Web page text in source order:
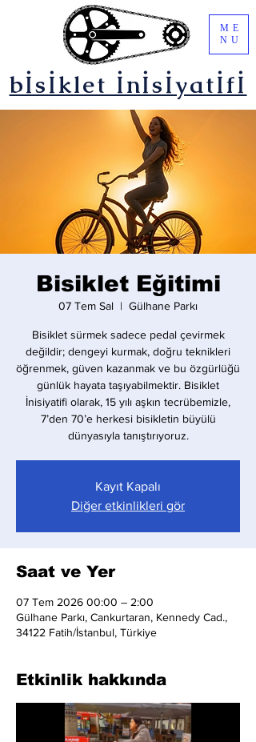
bİsİklet İnİsİyatİfİ
ME
NU
Bisiklet Eğitimi
07 Tem Sal
  |
Gülhane Parkı
Bisiklet sürmek sadece pedal çevirmek
değildir; dengeyi kurmak, doğru teknikleri
öğrenmek, güven kazanmak ve bu özgürlüğü
günlük hayata taşıyabilmektir. Bisiklet
İnisiyatifi olarak, 15 yılı aşkın tecrübemizle,
7’den 70’e herkesi bisikletin büyülü
dünyasıyla tanıştırıyoruz.
Kayıt Kapalı
Diğer etkinlikleri gör
Saat ve Yer
07 Tem 2026 00:00 – 2:00
Gülhane Parkı, Cankurtaran, Kennedy Cad.,
34122 Fatih/İstanbul, Türkiye
Etkinlik hakkında